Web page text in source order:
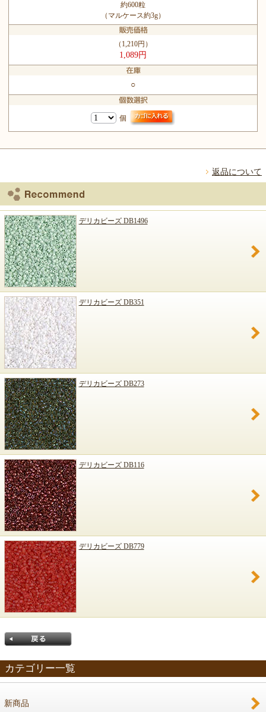
約600粒
（マルケース約3g）
（1,210円）
1,089円
○
個
返品について
デリカビーズ DB1496
デリカビーズ DB351
デリカビーズ DB273
デリカビーズ DB116
デリカビーズ DB779
カテゴリー一覧
新商品